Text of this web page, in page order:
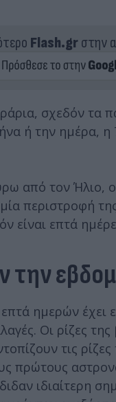
Flash.grστην
σχεδόν τα
ή την ημέρα, η
από τον Ήλιο,
περιστροφή
είναι επτά
την
ημερών έχει
Οι ρίζες
τις
πρώτους
ιδιαίτερη